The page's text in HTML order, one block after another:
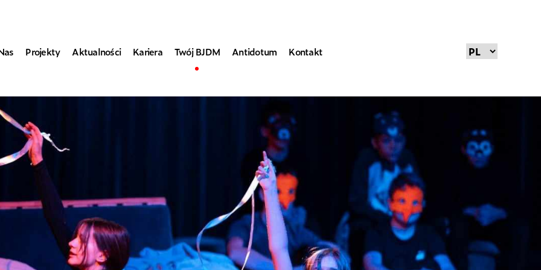
Projekty Aktualności Kariera Twój BJDM Antidotum Kontakt